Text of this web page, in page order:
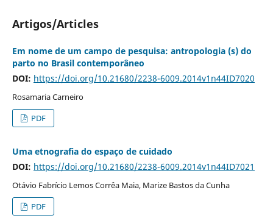
Artigos/Articles
Em nome de um campo de pesquisa: antropologia (s) do
parto no Brasil contemporâneo
DOI: https://doi.org/10.21680/2238-6009.2014v1n44ID7020
Rosamaria Carneiro
PDF
Uma etnografia do espaço de cuidado
DOI: https://doi.org/10.21680/2238-6009.2014v1n44ID7021
Otávio Fabrício Lemos Corrêa Maia, Marize Bastos da Cunha
PDF